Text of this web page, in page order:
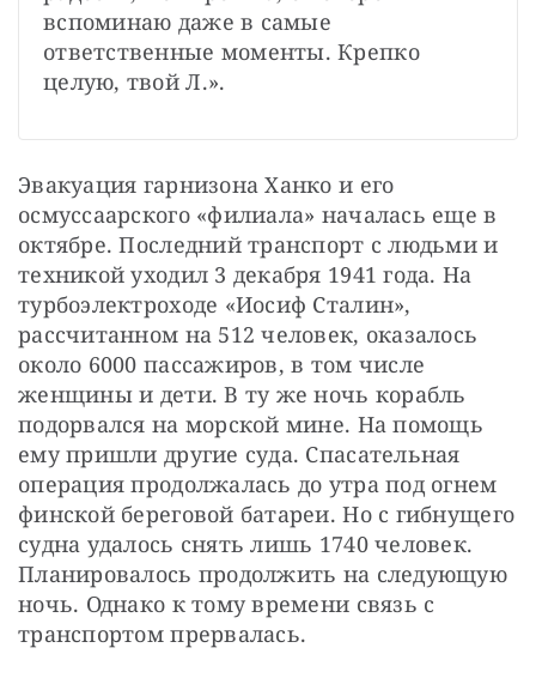
вспоминаю даже в самые
ответственные моменты. Крепко
целую, твой Л.».
Эвакуация гарнизона Ханко и его
осмуссаарского «филиала» началась еще в
октябре. Последний транспорт с людьми и
техникой уходил 3 декабря 1941 года. На
турбоэлектроходе «Иосиф Сталин»,
рассчитанном на 512 человек, оказалось
около 6000 пассажиров, в том числе
женщины и дети. В ту же ночь корабль
подорвался на морской мине. На помощь
ему пришли другие суда. Спасательная
операция продолжалась до утра под огнем
финской береговой батареи. Но с гибнущего
судна удалось снять лишь 1740 человек.
Планировалось продолжить на следующую
ночь. Однако к тому времени связь с
транспортом прервалась.